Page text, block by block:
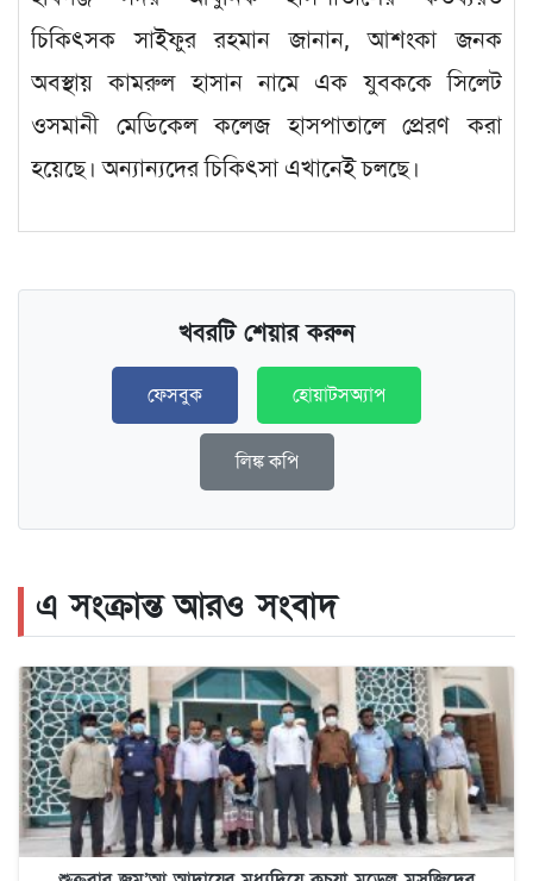
চিকিৎসক সাইফুর রহমান জানান, আশংকা জনক
অবস্থায় কামরুল হাসান নামে এক যুবককে সিলেট
ওসমানী মেডিকেল কলেজ হাসপাতালে প্রেরণ করা
হয়েছে। অন্যান্যদের চিকিৎসা এখানেই চলছে।
খবরটি শেয়ার করুন
ফেসবুক হোয়াটসঅ্যাপ
লিঙ্ক কপি
এ সংক্রান্ত আরও সংবাদ